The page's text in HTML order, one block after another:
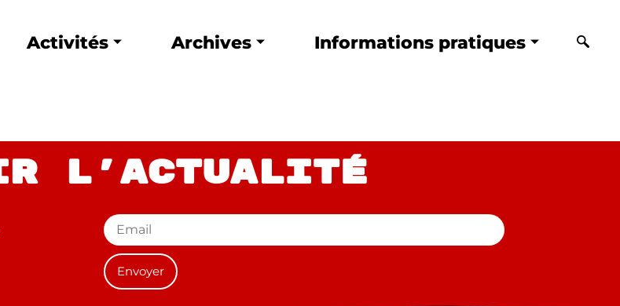
Activités Archives Informations pratiques
l'actualité